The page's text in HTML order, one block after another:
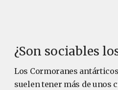
¿Son sociables
Los Cormoranes
suelen tener más de unos